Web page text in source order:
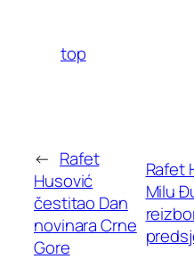
top
← Rafet
Husović
čestitao Dan
novinara Crne
Gore
Rafet
Milu